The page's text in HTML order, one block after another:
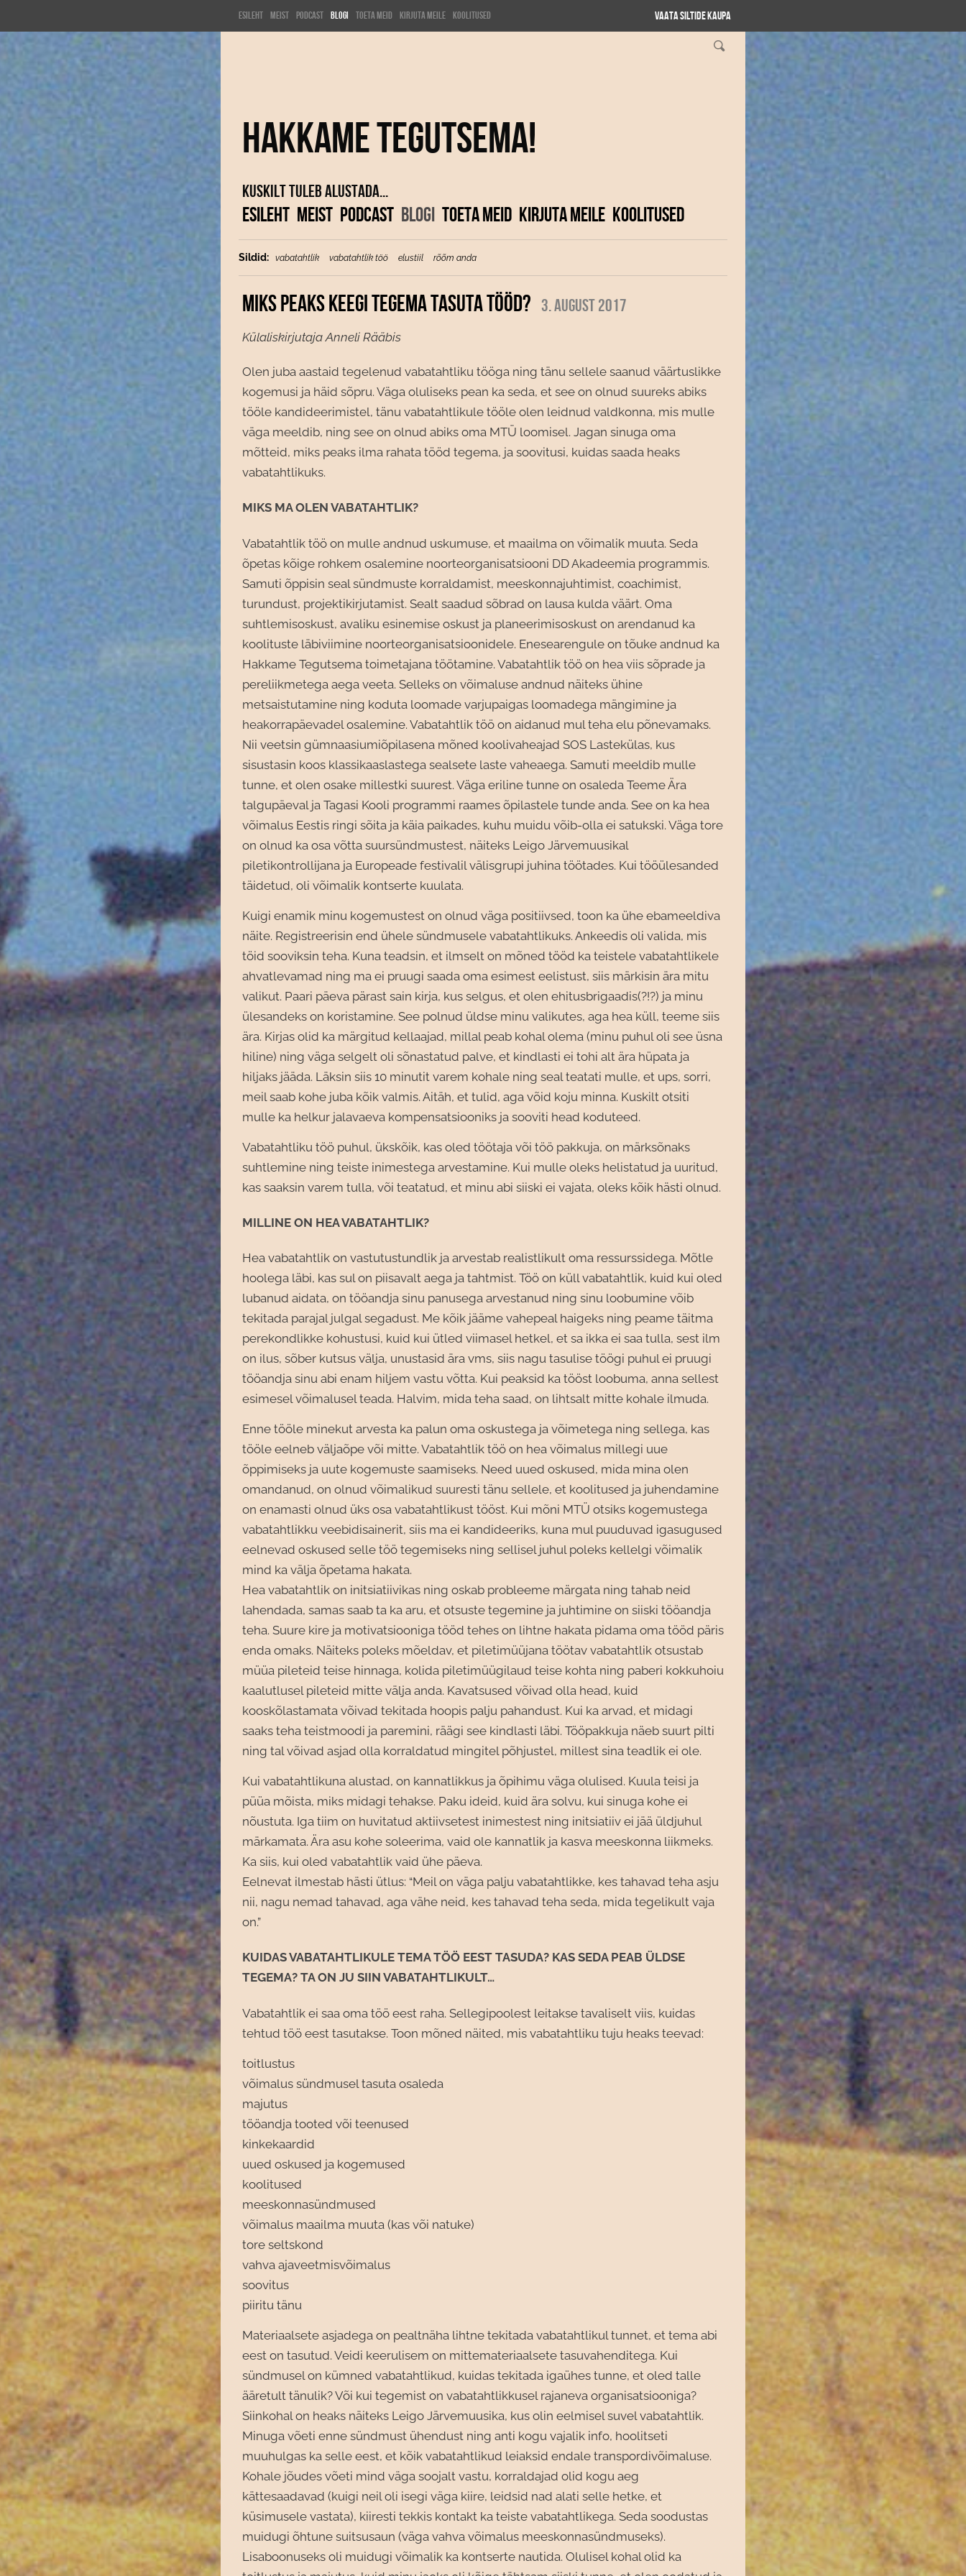
Esileht Meist Podcast Blogi Toeta meid Kirjuta meile KOOLITUSED Vaata siltide kaupa
Hakkame tegutsema!
Kuskilt tuleb alustada...
ESILEHT MEIST PODCAST BLOGI TOETA MEID KIRJUTA MEILE KOOLITUSED
Sildid: vabatahtlik vabatahtlik töö elustiil rõõm anda
MIKS PEAKS KEEGI TEGEMA TASUTA TÖÖD? 3. august 2017
Külaliskirjutaja Anneli Rääbis
Olen juba aastaid tegelenud vabatahtliku tööga ning tänu sellele saanud väärtuslikke
kogemusi ja häid sõpru. Väga oluliseks pean ka seda, et see on olnud suureks abiks
tööle kandideerimistel, tänu vabatahtlikule tööle olen leidnud valdkonna, mis mulle
väga meeldib, ning see on olnud abiks oma MTÜ loomisel. Jagan sinuga oma
mõtteid, miks peaks ilma rahata tööd tegema, ja soovitusi, kuidas saada heaks
vabatahtlikuks.
MIKS MA OLEN VABATAHTLIK?
Vabatahtlik töö on mulle andnud uskumuse, et maailma on võimalik muuta. Seda
õpetas kõige rohkem osalemine noorteorganisatsiooni DD Akadeemia programmis.
Samuti õppisin seal sündmuste korraldamist, meeskonnajuhtimist, coachimist,
turundust, projektikirjutamist. Sealt saadud sõbrad on lausa kulda väärt. Oma
suhtlemisoskust, avaliku esinemise oskust ja planeerimisoskust on arendanud ka
koolituste läbiviimine noorteorganisatsioonidele. Enesearengule on tõuke andnud ka
Hakkame Tegutsema toimetajana töötamine. Vabatahtlik töö on hea viis sõprade ja
pereliikmetega aega veeta. Selleks on võimaluse andnud näiteks ühine
metsaistutamine ning koduta loomade varjupaigas loomadega mängimine ja
heakorrapäevadel osalemine. Vabatahtlik töö on aidanud mul teha elu põnevamaks.
Nii veetsin gümnaasiumiõpilasena mõned koolivaheajad SOS Lastekülas, kus
sisustasin koos klassikaaslastega sealsete laste vaheaega. Samuti meeldib mulle
tunne, et olen osake millestki suurest. Väga eriline tunne on osaleda Teeme Ära
talgupäeval ja Tagasi Kooli programmi raames õpilastele tunde anda. See on ka hea
võimalus Eestis ringi sõita ja käia paikades, kuhu muidu võib-olla ei satukski. Väga tore
on olnud ka osa võtta suursündmustest, näiteks Leigo Järvemuusikal
piletikontrollijana ja Europeade festivalil välisgrupi juhina töötades. Kui tööülesanded
täidetud, oli võimalik kontserte kuulata.
Kuigi enamik minu kogemustest on olnud väga positiivsed, toon ka ühe ebameeldiva
näite. Registreerisin end ühele sündmusele vabatahtlikuks. Ankeedis oli valida, mis
töid sooviksin teha. Kuna teadsin, et ilmselt on mõned tööd ka teistele vabatahtlikele
ahvatlevamad ning ma ei pruugi saada oma esimest eelistust, siis märkisin ära mitu
valikut. Paari päeva pärast sain kirja, kus selgus, et olen ehitusbrigaadis(?!?) ja minu
ülesandeks on koristamine. See polnud üldse minu valikutes, aga hea küll, teeme siis
ära. Kirjas olid ka märgitud kellaajad, millal peab kohal olema (minu puhul oli see üsna
hiline) ning väga selgelt oli sõnastatud palve, et kindlasti ei tohi alt ära hüpata ja
hiljaks jääda. Läksin siis 10 minutit varem kohale ning seal teatati mulle, et ups, sorri,
meil saab kohe juba kõik valmis. Aitäh, et tulid, aga võid koju minna. Kuskilt otsiti
mulle ka helkur jalavaeva kompensatsiooniks ja sooviti head koduteed.
Vabatahtliku töö puhul, ükskõik, kas oled töötaja või töö pakkuja, on märksõnaks
suhtlemine ning teiste inimestega arvestamine. Kui mulle oleks helistatud ja uuritud,
kas saaksin varem tulla, või teatatud, et minu abi siiski ei vajata, oleks kõik hästi olnud.
MILLINE ON HEA VABATAHTLIK?
Hea vabatahtlik on vastutustundlik ja arvestab realistlikult oma ressurssidega. Mõtle
hoolega läbi, kas sul on piisavalt aega ja tahtmist. Töö on küll vabatahtlik, kuid kui oled
lubanud aidata, on tööandja sinu panusega arvestanud ning sinu loobumine võib
tekitada parajal julgal segadust. Me kõik jääme vahepeal haigeks ning peame täitma
perekondlikke kohustusi, kuid kui ütled viimasel hetkel, et sa ikka ei saa tulla, sest ilm
on ilus, sõber kutsus välja, unustasid ära vms, siis nagu tasulise töögi puhul ei pruugi
tööandja sinu abi enam hiljem vastu võtta. Kui peaksid ka tööst loobuma, anna sellest
esimesel võimalusel teada. Halvim, mida teha saad, on lihtsalt mitte kohale ilmuda.
Enne tööle minekut arvesta ka palun oma oskustega ja võimetega ning sellega, kas
tööle eelneb väljaõpe või mitte. Vabatahtlik töö on hea võimalus millegi uue
õppimiseks ja uute kogemuste saamiseks. Need uued oskused, mida mina olen
omandanud, on olnud võimalikud suuresti tänu sellele, et koolitused ja juhendamine
on enamasti olnud üks osa vabatahtlikust tööst. Kui mõni MTÜ otsiks kogemustega
vabatahtlikku veebidisainerit, siis ma ei kandideeriks, kuna mul puuduvad igasugused
eelnevad oskused selle töö tegemiseks ning sellisel juhul poleks kellelgi võimalik
mind ka välja õpetama hakata.
Hea vabatahtlik on initsiatiivikas ning oskab probleeme märgata ning tahab neid
lahendada, samas saab ta ka aru, et otsuste tegemine ja juhtimine on siiski tööandja
teha. Suure kire ja motivatsiooniga tööd tehes on lihtne hakata pidama oma tööd päris
enda omaks. Näiteks poleks mõeldav, et piletimüüjana töötav vabatahtlik otsustab
müüa pileteid teise hinnaga, kolida piletimüügilaud teise kohta ning paberi kokkuhoiu
kaalutlusel pileteid mitte välja anda. Kavatsused võivad olla head, kuid
kooskõlastamata võivad tekitada hoopis palju pahandust. Kui ka arvad, et midagi
saaks teha teistmoodi ja paremini, räägi see kindlasti läbi. Tööpakkuja näeb suurt pilti
ning tal võivad asjad olla korraldatud mingitel põhjustel, millest sina teadlik ei ole.
Kui vabatahtlikuna alustad, on kannatlikkus ja õpihimu väga olulised. Kuula teisi ja
püüa mõista, miks midagi tehakse. Paku ideid, kuid ära solvu, kui sinuga kohe ei
nõustuta. Iga tiim on huvitatud aktiivsetest inimestest ning initsiatiiv ei jää üldjuhul
märkamata. Ära asu kohe soleerima, vaid ole kannatlik ja kasva meeskonna liikmeks.
Ka siis, kui oled vabatahtlik vaid ühe päeva.
Eelnevat ilmestab hästi ütlus: “Meil on väga palju vabatahtlikke, kes tahavad teha asju
nii, nagu nemad tahavad, aga vähe neid, kes tahavad teha seda, mida tegelikult vaja
on.”
KUIDAS VABATAHTLIKULE TEMA TÖÖ EEST TASUDA? KAS SEDA PEAB ÜLDSE
TEGEMA? TA ON JU SIIN VABATAHTLIKULT…
Vabatahtlik ei saa oma töö eest raha. Sellegipoolest leitakse tavaliselt viis, kuidas
tehtud töö eest tasutakse. Toon mõned näited, mis vabatahtliku tuju heaks teevad:
toitlustus
võimalus sündmusel tasuta osaleda
majutus
tööandja tooted või teenused
kinkekaardid
uued oskused ja kogemused
koolitused
meeskonnasündmused
võimalus maailma muuta (kas või natuke)
tore seltskond
vahva ajaveetmisvõimalus
soovitus
piiritu tänu
Materiaalsete asjadega on pealtnäha lihtne tekitada vabatahtlikul tunnet, et tema abi
eest on tasutud. Veidi keerulisem on mittemateriaalsete tasuvahenditega. Kui
sündmusel on kümned vabatahtlikud, kuidas tekitada igaühes tunne, et oled talle
ääretult tänulik? Või kui tegemist on vabatahtlikkusel rajaneva organisatsiooniga?
Siinkohal on heaks näiteks Leigo Järvemuusika, kus olin eelmisel suvel vabatahtlik.
Minuga võeti enne sündmust ühendust ning anti kogu vajalik info, hoolitseti
muuhulgas ka selle eest, et kõik vabatahtlikud leiaksid endale transpordivõimaluse.
Kohale jõudes võeti mind väga soojalt vastu, korraldajad olid kogu aeg
kättesaadavad (kuigi neil oli isegi väga kiire, leidsid nad alati selle hetke, et
küsimusele vastata), kiiresti tekkis kontakt ka teiste vabatahtlikega. Seda soodustas
muidugi õhtune suitsusaun (väga vahva võimalus meeskonnasündmuseks).
Lisaboonuseks oli muidugi võimalik ka kontserte nautida. Olulisel kohal olid ka